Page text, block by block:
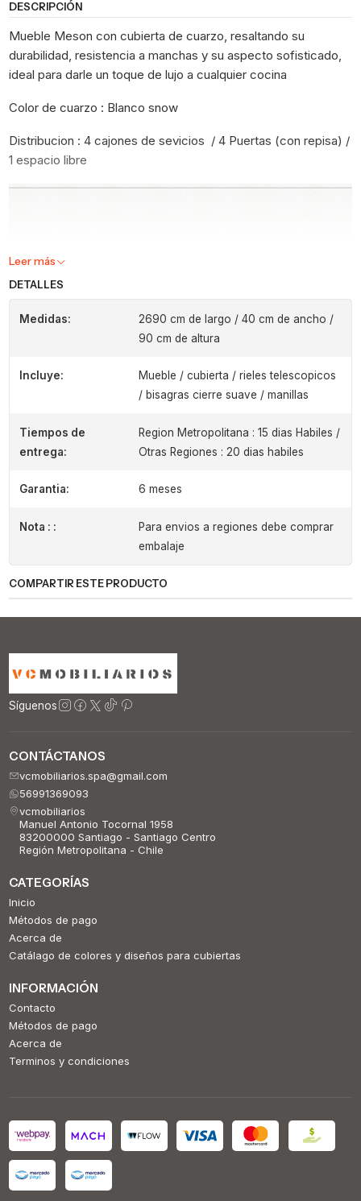
DESCRIPCIÓN
Mueble Meson con cubierta de cuarzo, resaltando su
durabilidad, resistencia a manchas y su aspecto sofisticado,
ideal para darle un toque de lujo a cualquier cocina
Color de cuarzo : Blanco snow
Distribucion : 4 cajones de sevicios / 4 Puertas (con repisa) /
1 espacio libre
Leer más
DETALLES
Medidas:
2690 cm de largo / 40 cm de ancho /
90 cm de altura
Incluye:
Mueble / cubierta / rieles telescopicos
/ bisagras cierre suave / manillas
Tiempos de
entrega:
Region Metropolitana : 15 dias Habiles /
Otras Regiones : 20 dias habiles
Garantia: 6 meses
Nota : :
Para envios a regiones debe comprar
embalaje
COMPARTIR ESTE PRODUCTO
Síguenos
CONTÁCTANOS
vcmobiliarios.spa@gmail.com
56991369093
vcmobiliarios
Manuel Antonio Tocornal 1958
83200000 Santiago - Santiago Centro
Región Metropolitana - Chile
CATEGORÍAS
Inicio
Métodos de pago
Acerca de
Catálago de colores y diseños para cubiertas
INFORMACIÓN
Contacto
Métodos de pago
Acerca de
Terminos y condiciones